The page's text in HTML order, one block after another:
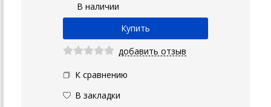
В наличии
добавить отзыв
К сравнению
В закладки